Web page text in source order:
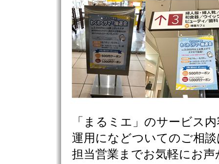
「まるミエ」のサービス
運用になどついてのご相談
担当営業までお気軽にお